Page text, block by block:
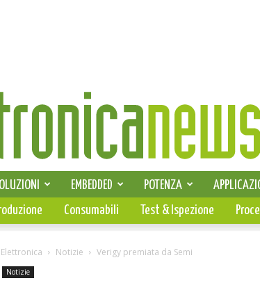
SELEZIONE DI ELETTRONICA
EMBEDDED POTENZA
PCB
Consumabili Test & Ispezione
Notizie Verigy premiata da Semi
Notizie